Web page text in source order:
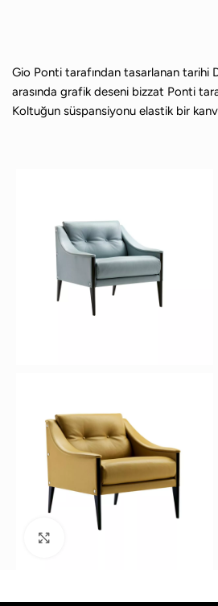
Gio Ponti tarafından tasarlanan tarihi
arasında grafik deseni bizzat Ponti
Koltuğun süspansiyonu elastik bir